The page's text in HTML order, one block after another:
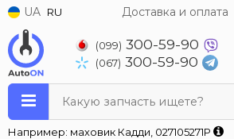
UA RU Доставка и оплата
(099) 300-59-90
(067) 300-59-90
Какую запчасть ищете?
Например: маховик Кадди, 027105271P